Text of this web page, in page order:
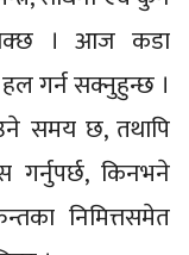
। आज कडा
गर्न सक्नुहुन्छ ।
समय छ, तथापि
गर्नुपर्छ, किनभने
निमित्तसमेत